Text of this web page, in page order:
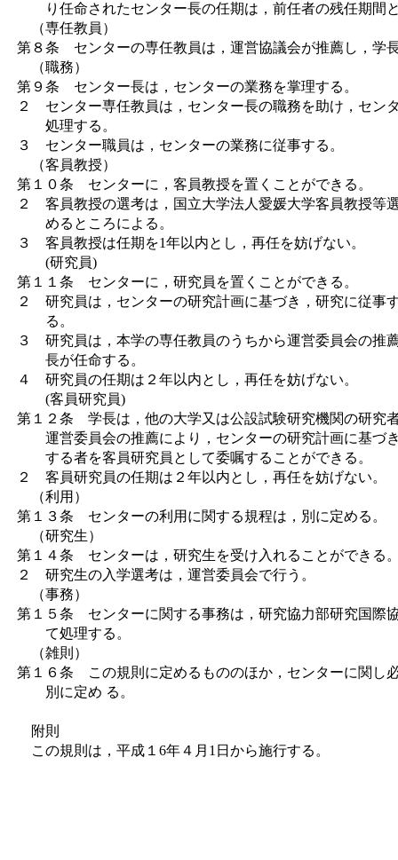
り任命されたセンター長の任期は，前任者の残任期間
（専任教員）
第８条 センターの専任教員は，運営協議会が推薦し，学
（職務）
第９条 センター長は，センターの業務を掌理する。
２ センター専任教員は，センター長の職務を助け，セン
処理する。
３ センター職員は，センターの業務に従事する。
（客員教授）
第１０条 センターに，客員教授を置くことができる。
２ 客員教授の選考は，国立大学法人愛媛大学客員教授等
めるところによる。
３ 客員教授は任期を1年以内とし，再任を妨げない。
(研究員)
第１１条 センターに，研究員を置くことができる。
２ 研究員は，センターの研究計画に基づき，研究に従事
る。
３ 研究員は，本学の専任教員のうちから運営委員会の推
長が任命する。
４ 研究員の任期は２年以内とし，再任を妨げない。
(客員研究員)
第１２条 学長は，他の大学又は公設試験研究機関の研究
運営委員会の推薦により，センターの研究計画に基づ
する者を客員研究員として委嘱することができる。
２ 客員研究員の任期は２年以内とし，再任を妨げない。
（利用）
第１３条 センターの利用に関する規程は，別に定める。
（研究生）
第１４条 センターは，研究生を受け入れることができる
２ 研究生の入学選考は，運営委員会で行う。
（事務）
第１５条 センターに関する事務は，研究協力部研究国際
て処理する。
（雑則）
第１６条 この規則に定めるもののほか，センターに関し
別に定め る。
附則
この規則は，平成１6年４月1日から施行する。